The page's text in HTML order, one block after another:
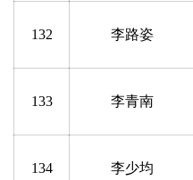
132 李路姿
133 李青南
134 李少均